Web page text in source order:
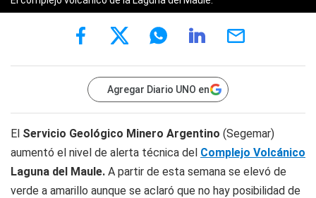
Agregar Diario UNO en
El Servicio Geológico Minero Argentino (Segemar)
aumentó el nivel de alerta técnica del Complejo Volcánico
Laguna del Maule. A partir de esta semana se elevó de
verde a amarillo aunque se aclaró que no hay posibilidad de